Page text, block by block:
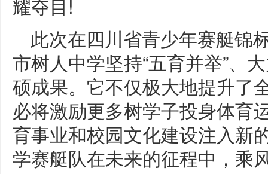
耀夺目!
此次在四川省青少年赛艇锦
市树人中学坚持“五育并举”、
硕成果。它不仅极大地提升了
必将激励更多树学子投身体育
育事业和校园文化建设注入新
学赛艇队在未来的征程中，乘